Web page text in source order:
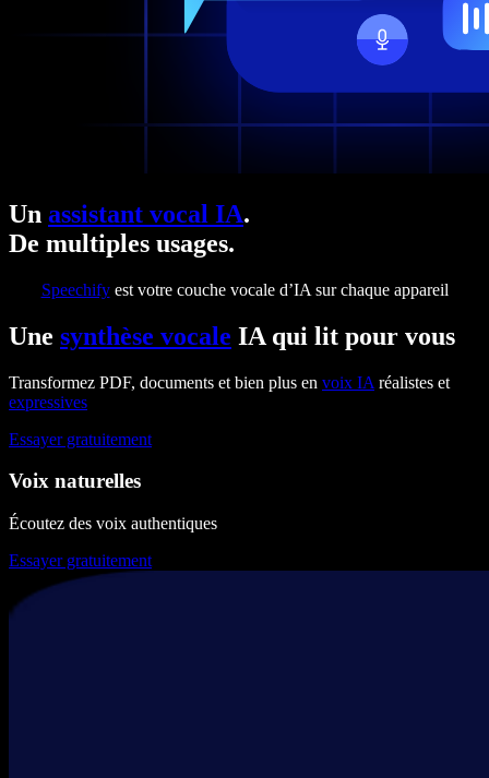
Un assistant vocal IA.
De multiples usages.
Speechifyest votre couche vocale d’IA sur chaque appareil
Une synthèse vocale IA qui lit pour vous
Transformez PDF, documents et bien plus en voix IA réalistes et
expressives
Essayer gratuitement
Voix naturelles
Écoutez des voix authentiques
Essayer gratuitement